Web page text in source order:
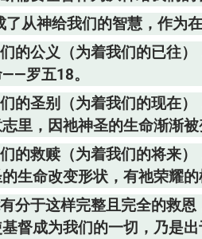
了从神给我们的智慧，作为
的公义（为着我们的已往
罗五18。
的圣别（为着我们的现在）
里，因祂神圣的生命渐渐
的救赎（为着我们的将来
生命改变形状，有祂荣耀的
分于这样完整且完全的救
督成为我们的一切，乃是出